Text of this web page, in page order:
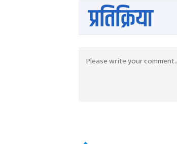
प्रतिक्रिया